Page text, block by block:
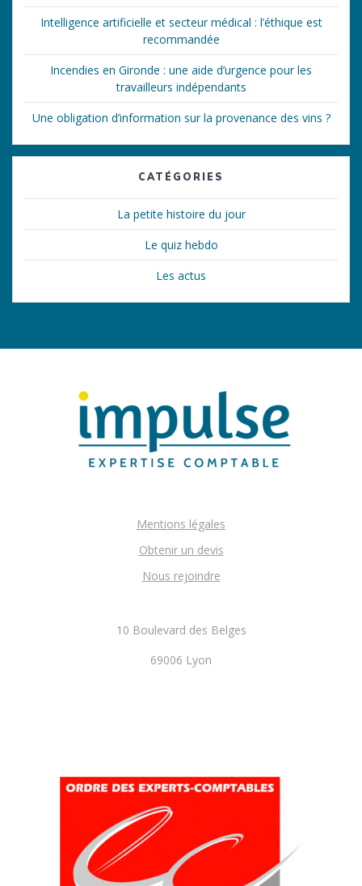
Intelligence artificielle et secteur médical : l’éthique est
recommandée
Incendies en Gironde : une aide d’urgence pour les
travailleurs indépendants
Une obligation d’information sur la provenance des vins ?
CATÉGORIES
La petite histoire du jour
Le quiz hebdo
Les actus
Mentions légales
Obtenir un devis
Nous rejoindre
10 Boulevard des Belges
69006 Lyon